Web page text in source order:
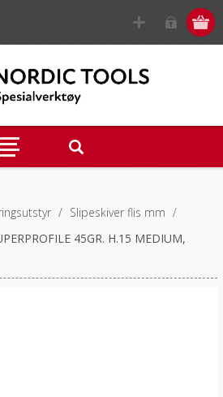
/ Slipeskiver flis mm /
45GR. H.15 MEDIUM,